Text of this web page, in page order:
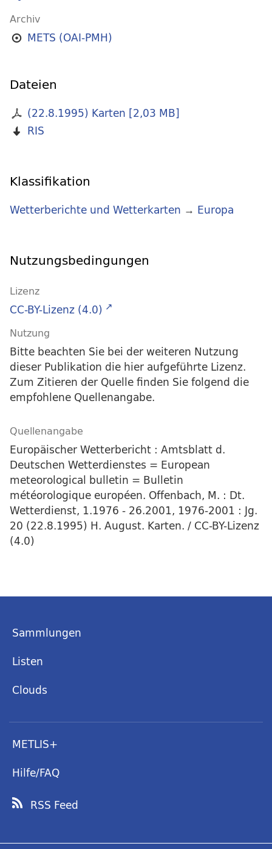
Archiv
METS (OAI-PMH)
Dateien
(22.8.1995) Karten [2,03 MB]
RIS
Klassifikation
Wetterberichte und Wetterkarten → Europa
Nutzungsbedingungen
Lizenz
CC-BY-Lizenz (4.0)
Nutzung
Bitte beachten Sie bei der weiteren Nutzung
dieser Publikation die hier aufgeführte Lizenz.
Zum Zitieren der Quelle finden Sie folgend die
empfohlene Quellenangabe.
Quellenangabe
Europäischer Wetterbericht : Amtsblatt d.
Deutschen Wetterdienstes = European
meteorological bulletin = Bulletin
météorologique européen. Offenbach, M. : Dt.
Wetterdienst, 1.1976 - 26.2001, 1976-2001 : Jg.
20 (22.8.1995) H. August. Karten. / CC-BY-Lizenz
(4.0)
Sammlungen
Listen
Clouds
METLIS+
Hilfe/FAQ
RSS Feed